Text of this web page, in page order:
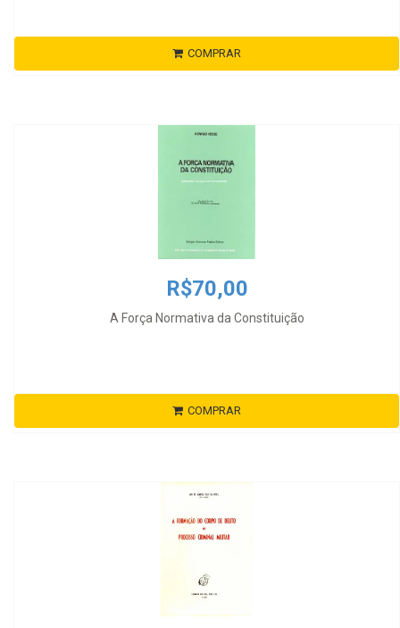
COMPRAR
R$70,00
A Força Normativa da Constituição
COMPRAR